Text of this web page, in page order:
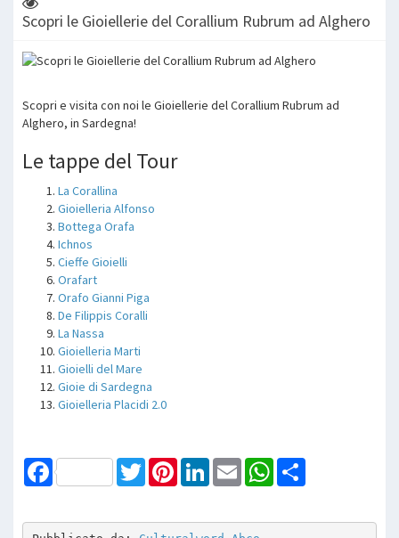
Scopri le Gioiellerie del Corallium Rubrum ad Alghero
Scopri e visita con noi le Gioiellerie del Corallium Rubrum ad
Alghero, in Sardegna!
Le tappe del Tour
La Corallina
Gioielleria Alfonso
Bottega Orafa
Ichnos
Cieffe Gioielli
Orafart
Orafo Gianni Piga
De Filippis Coralli
La Nassa
Gioielleria Marti
Gioielli del Mare
Gioie di Sardegna
Gioielleria Placidi 2.0
Facebook TwitterPinterestLinkedInEmail WhatsApp